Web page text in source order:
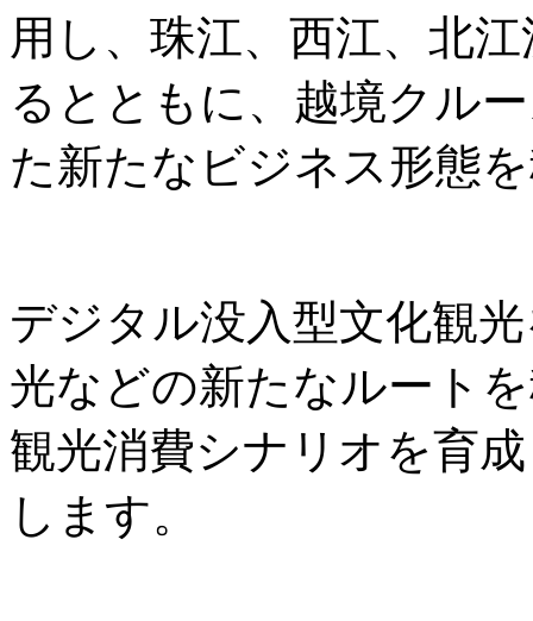
用し、珠江、西江、北
るとともに、越境クル
た新たなビジネス形態
デジタル没入型文化観
光などの新たなルート
観光消費シナリオを育
します。